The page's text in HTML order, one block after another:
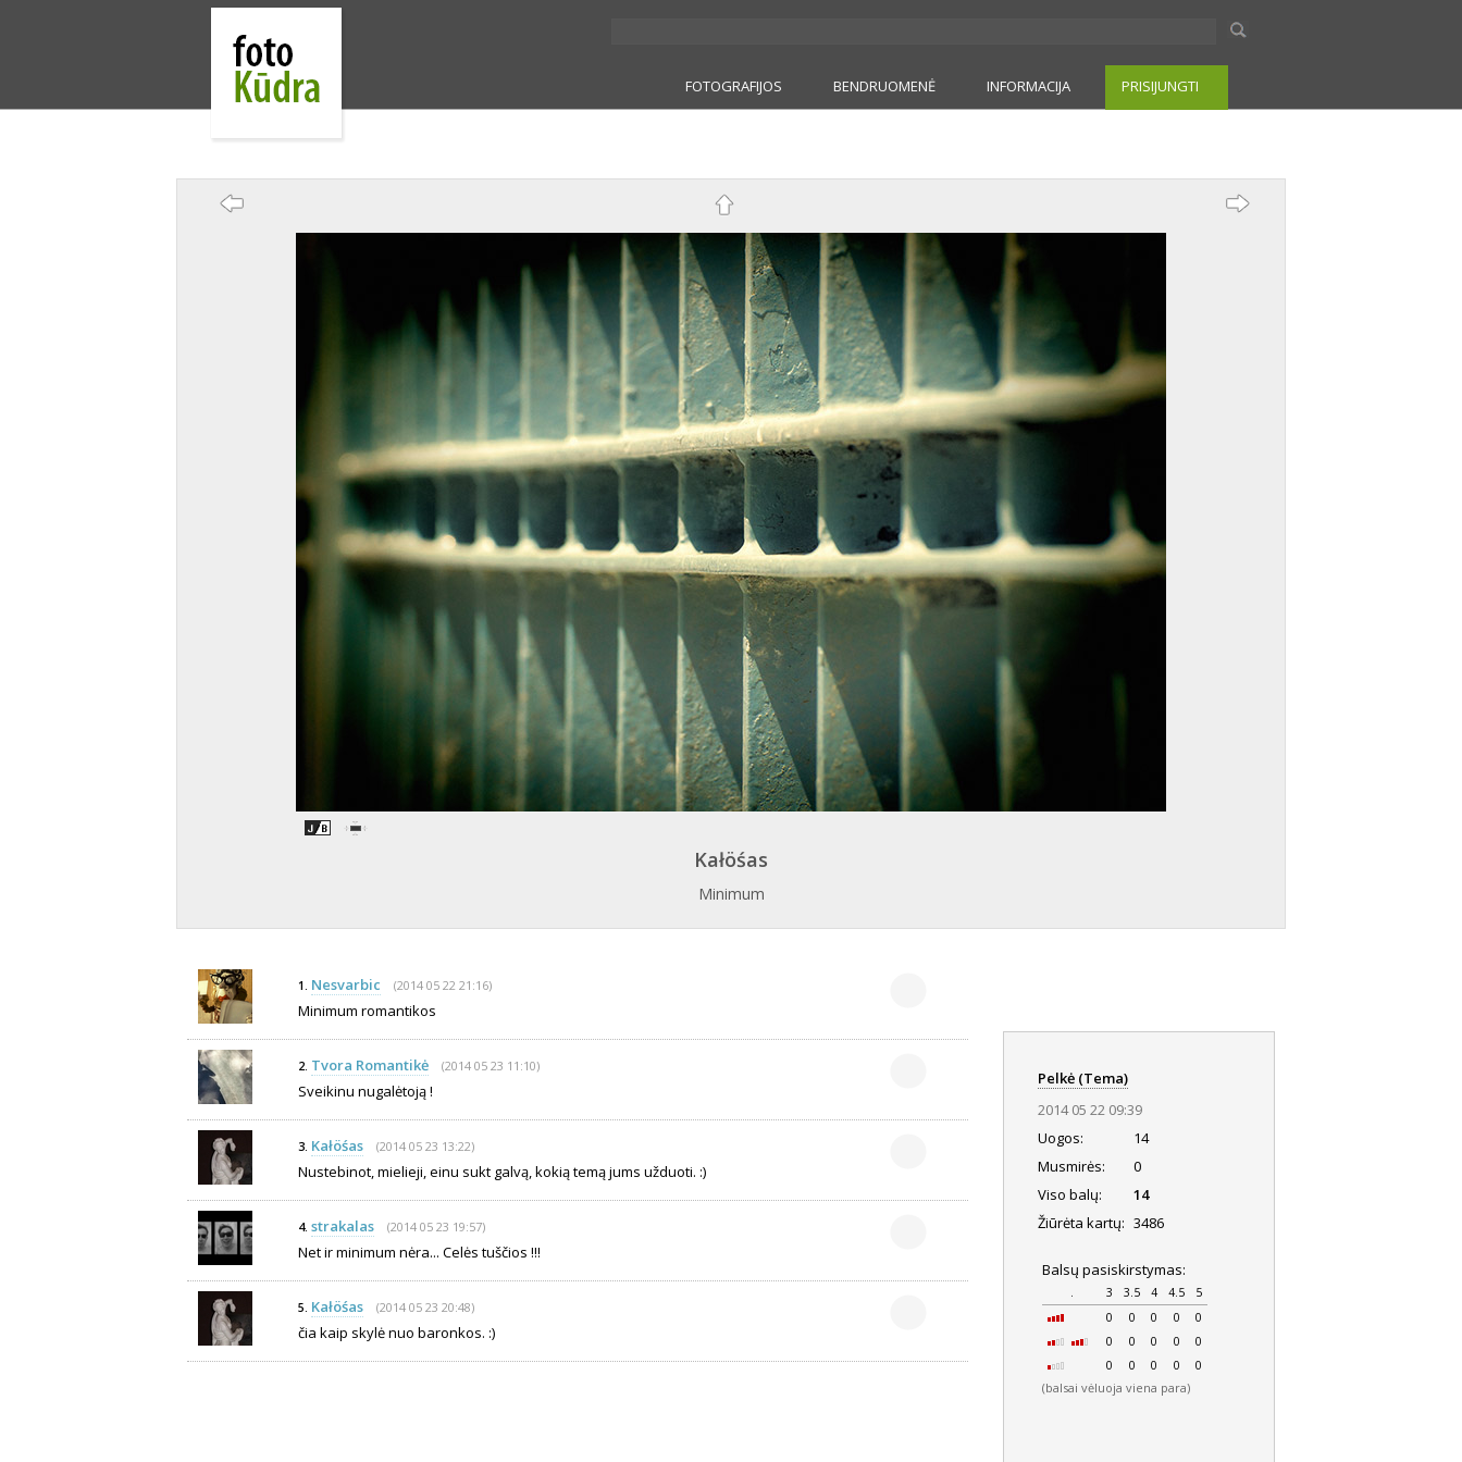
FOTOGRAFIJOS BENDRUOMENĖ INFORMACIJA PRISIJUNGTI
Kałöśas
Minimum
1. Nesvarbic (2014 05 22 21:16)
Minimum romantikos
2. Tvora Romantikė (2014 05 23 11:10)
Sveikinu nugalėtoją !
3. Kałöśas (2014 05 23 13:22)
Nustebinot, mielieji, einu sukt galvą, kokią temą jums užduoti. :)
4. strakalas (2014 05 23 19:57)
Net ir minimum nėra... Celės tuščios !!!
5. Kałöśas (2014 05 23 20:48)
čia kaip skylė nuo baronkos. :)
Pelkė (Tema)
2014 05 22 09:39
Uogos:
14
Musmirės:
0
Viso balų:
14
Žiūrėta kartų: 3486
Balsų pasiskirstymas:
. 3 3.5 4 4.5
5
0
0 0 0
0
0
0 0 0
0
0
0 0 0 0
(balsai vėluoja viena para)